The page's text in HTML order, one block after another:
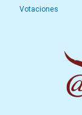
Votaciones